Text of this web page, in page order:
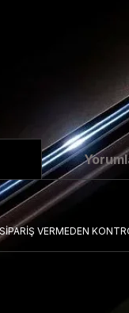
VERMEDEN
resim, ürün
için teşekkür ederiz.